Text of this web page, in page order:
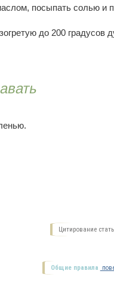
посыпать солью и
до 200 градусов
Цитирование
Общие правила